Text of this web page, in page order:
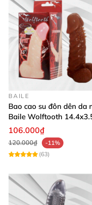
BAILE
Bao cao su đôn dên da
Baile Wolftooth
tăng kích thước hoàn hảo
106.000₫
120.000₫
-11%
(63)